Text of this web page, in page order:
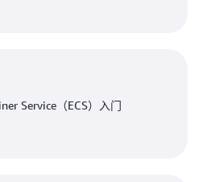
Service（ECS）入门